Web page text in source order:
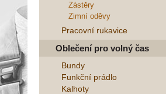
Zástěry
Zimní oděvy
Pracovní rukavice
Oblečení pro volný čas
Bundy
Funkční prádlo
Kalhoty